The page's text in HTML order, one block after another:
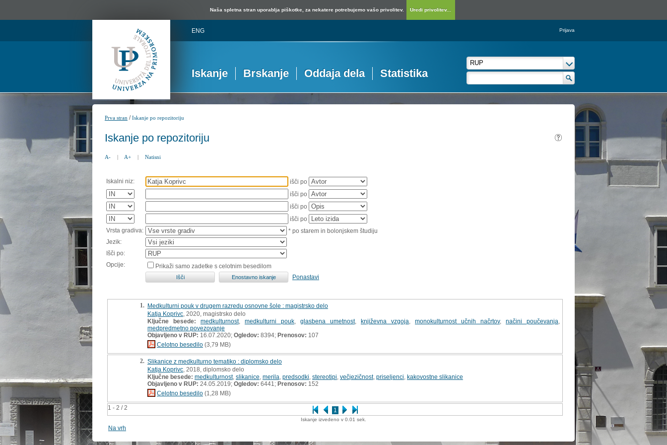
Naša spletna stran uporablja piškotke, za nekatere potrebujemo vašo privolitev. Uredi privolitev...
ENG Prijava
Iskanje Brskanje Oddaja dela Statistika
Prva stran /Iskanje po repozitoriju
Iskanje po repozitoriju
A- | A+ | Natisni
Iskalni niz:
išči po
išči po
išči po
išči po
Vrsta gradiva:
* po starem in bolonjskem študiju
Jezik:
Išči po:
Opcije:
Prikaži samo zadetke s celotnim besedilom
Ponastavi
1 - 2 / 2 1
1. Medkulturni pouk v drugem razredu osnovne šole : magistrsko delo
Katja Koprivc , 2020, magistrsko delo
Ključne besede:
medkulturnost, medkulturni pouk glasbena umetnost, književna vzgoja monokulturnost učnih načrtov, načini poučevanja
medpredmetno povezovanje
Objavljeno v RUP: 16.07.2020; Ogledov: 8394; Prenosov: 107
Celotno besedilo (3,79 MB)
2. Slikanice z medkulturno tematiko : diplomsko delo
Katja Koprivc , 2018, diplomsko delo
Ključne besede: medkulturnost, slikanice merila predsodki stereotipi večjezičnost, priseljenci kakovostne slikanice
Objavljeno v RUP: 24.05.2019; Ogledov: 6441; Prenosov: 152
Celotno besedilo (1,28 MB)
Iskanje izvedeno v 0.01 sek.
Na vrh